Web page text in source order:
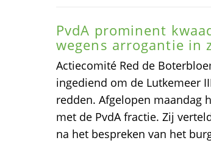
PvdA prominent
wegens arrogantie in
Actiecomité Red de
ingediend om de Lutkemeer
redden. Afgelopen maandag
met de PvdA fractie. Zij
na het bespreken van het